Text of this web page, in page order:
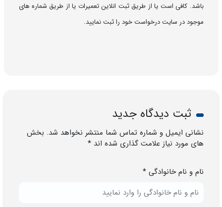
باشد. کافی است یا از طریق ثبت انلاین تعمیرات یا از طریق شماره های
موجود در سایت درخواست خود را ثبت نمایید.
ثبت دیدگاه جدید
نشانی ایمیل و شماره تماس شما منتشر نخواهد شد. بخش
های مورد نیاز علامت گذاری شده اند *
نام و نام خانوادگی *